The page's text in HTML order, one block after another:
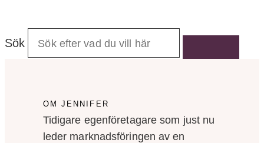
Sök
OM JENNIFER
Tidigare egenföretagare som just nu
leder marknadsföringen av en